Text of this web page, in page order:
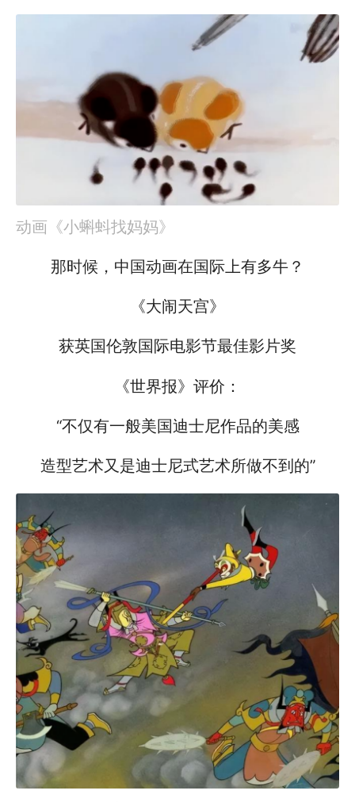
动画《小蝌蚪找妈妈》
那时候，中国动画在国际上有多牛？
《大闹天宫》
获英国伦敦国际电影节最佳影片奖
《世界报》评价：
“不仅有一般美国迪士尼作品的美感
造型艺术又是迪士尼式艺术所做不到的”